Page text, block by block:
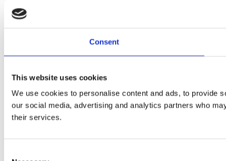
Consent
This website uses cookies
We use cookies to personalise content and ads, to provide
our social media, advertising and analytics partners who
their services.